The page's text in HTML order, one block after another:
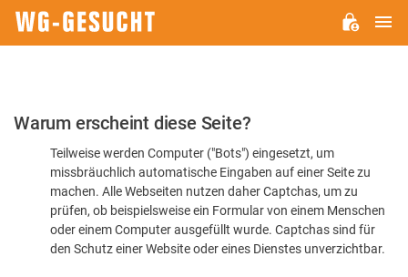
Bitte
dass
Warum erscheint diese Seite?
Teilweise werden Computer ("Bots") eingesetzt, um
missbräuchlich automatische Eingaben auf einer Seite zu
machen. Alle Webseiten nutzen daher Captchas, um zu
prüfen, ob beispielsweise ein Formular von einem Menschen
oder einem Computer ausgefüllt wurde. Captchas sind für
den Schutz einer Website oder eines Dienstes unverzichtbar.